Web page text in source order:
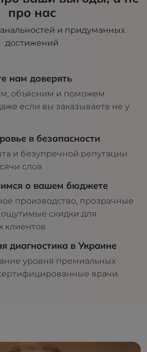
про нас
и придуманных
достижений
нам доверять
объясним и поможем
если вы заказываете не у
в безопасности
и безупречной репутации
слов
о вашем бюджете
производство, прозрачные
скидки для
клиентов
диагностика в Украине
уровня премиальных
врачи